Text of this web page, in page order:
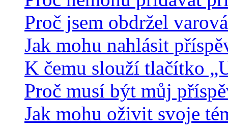
Proč jsem obdržel
Jak mohu nahlásit
K čemu slouží tlačítko
Proč musí být můj
Jak mohu oživit svoje